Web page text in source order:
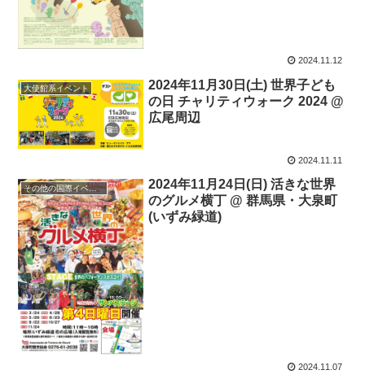
2024.11.12
大使館系イベント
2024年11月30日(土) 世界子ども
の日 チャリティウォーク 2024 @
広尾周辺
2024.11.11
その他の国際イベント
2024年11月24日(日) 活きな世界
のグルメ横丁 @ 群馬県・大泉町
(いずみ緑道)
2024.11.07